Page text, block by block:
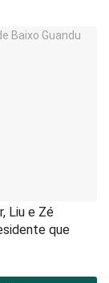
Liu e Zé
que